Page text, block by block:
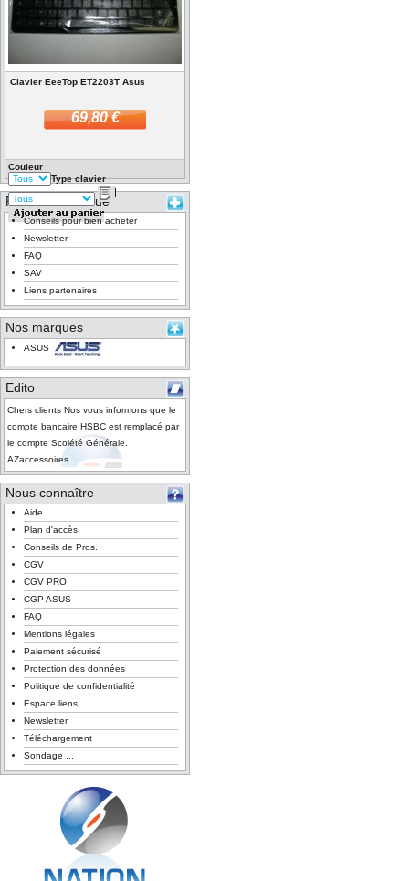
Clavier EeeTop ET2203T Asus
69,80 €
Couleur
Type clavier
Rubrique pratique
Conseils pour bien acheter
Newsletter
FAQ
SAV
Liens partenaires
Nos marques
ASUS
Edito
Chers clients Nos vous informons que le
compte bancaire HSBC est remplacé par
le compte Scoiété Générale.
AZaccessoires
Nous connaître
Aide
Plan d'accès
Conseils de Pros.
CGV
CGV PRO
CGP ASUS
FAQ
Mentions légales
Paiement sécurisé
Protection des données
Politique de confidentialité
Espace liens
Newsletter
Téléchargement
Sondage ...